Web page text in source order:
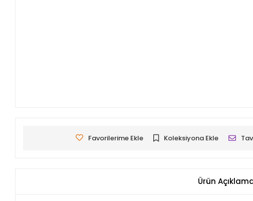
Favorilerime Ekle Koleksiyona Ekle
Ürün